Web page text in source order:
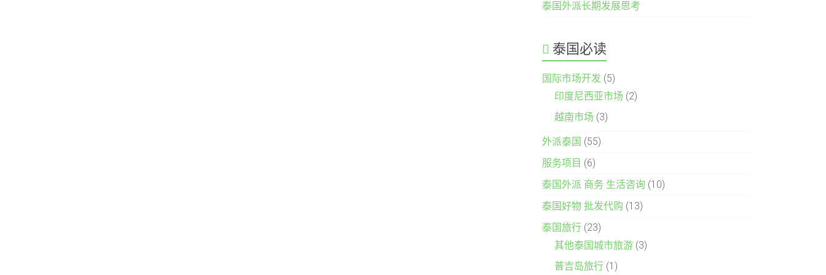
泰国外派长期发展思考
泰国必读
国际市场开发 (5)
印度尼西亚市场 (2)
越南市场 (3)
外派泰国 (55)
服务项目 (6)
泰国外派 商务 生活咨询 (10)
泰国好物 批发代购 (13)
泰国旅行 (23)
其他泰国城市旅游 (3)
普吉岛旅行 (1)